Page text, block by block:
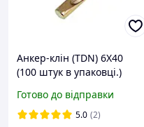
Анкер-клін (TDN) 6X40
(100 штук в упаковці.)
Готово до відправки
5.0 (2)